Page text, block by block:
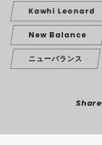
Kawhi Leonard
New Balance
ニューバランス
Share